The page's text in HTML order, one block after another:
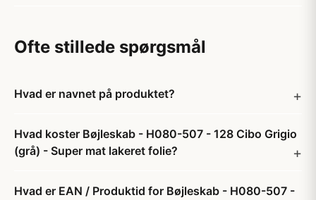
Ofte stillede spørgsmål
Hvad er navnet på produktet?
Hvad koster Bøjleskab - H080-507 - 128 Cibo Grigio
(grå) - Super mat lakeret folie?
Hvad er EAN / Produktid for Bøjleskab - H080-507 -